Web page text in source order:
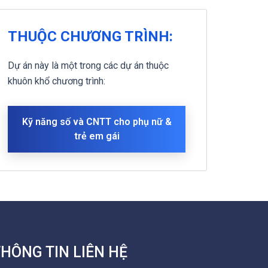
THUỘC CHƯƠNG TRÌNH:
Dự án này là một trong các dự án thuộc
khuôn khổ chương trình:
Kỹ năng số và CNTT cho phụ nữ &
trẻ em gái
TIN LIÊN HỆ